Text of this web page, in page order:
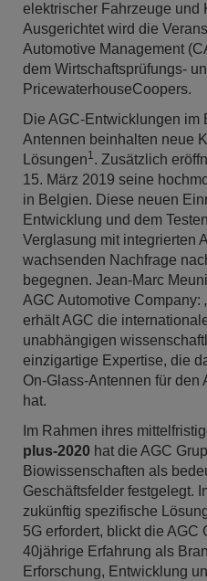
elektrischer Fahrzeuge und
Ausgerichtet wird die
Automotive Management
dem Wirtschaftsprüfungs-
PricewaterhouseCoopers.
Die AGC-Entwicklungen im
Antennen beinhalten neue
Lösungen1. Zusätzlich
15. März 2019 seine
in Belgien. Diese neuen
Entwicklung und dem
Verglasung mit integrierten
wachsenden Nachfrage
begegnen. Jean-Marc
AGC Automotive Company:
erhält AGC die
unabhängigen
einzigartige Expertise, die
On-Glass-Antennen für
hat.
Im Rahmen ihres
plus-2020 hat die AGC
Biowissenschaften als
Geschäftsfelder festgelegt.
zukünftig spezifische
5G erfordert, blickt die AGC
40jährige Erfahrung als
Erforschung, Entwicklung